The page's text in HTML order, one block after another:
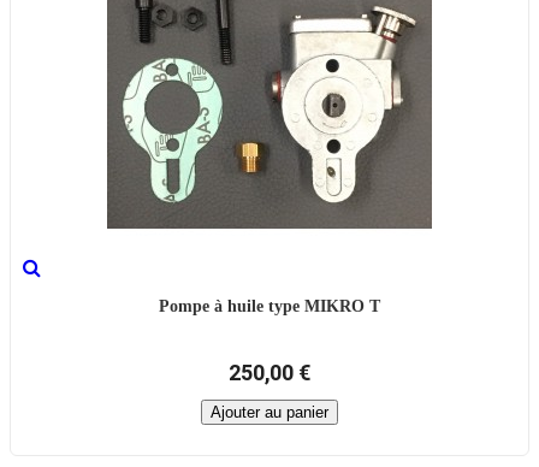
Pompe à huile type MIKRO T
250,00 €
Ajouter au panier